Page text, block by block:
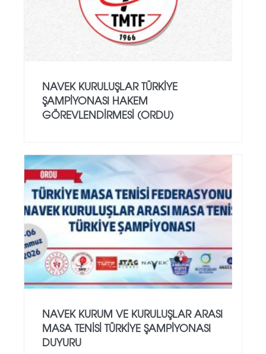
NAVEK KURULUŞLAR TÜRKIYE
ŞAMPIYONASI HAKEM
GÖREVLENDIRMESI (ORDU)
NAVEK KURUM VE KURULUŞLAR ARASI
MASA TENISI TÜRKIYE ŞAMPIYONASI
DUYURU